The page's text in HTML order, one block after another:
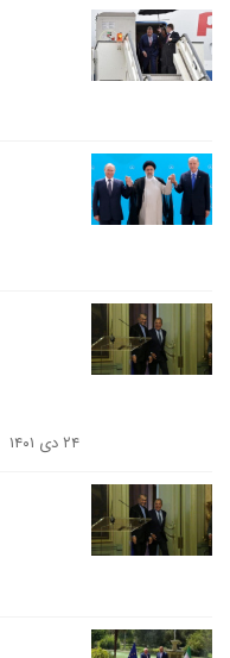
۲۴ دی ۱۴۰۱